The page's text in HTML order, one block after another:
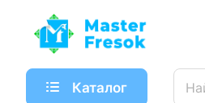
Каталог